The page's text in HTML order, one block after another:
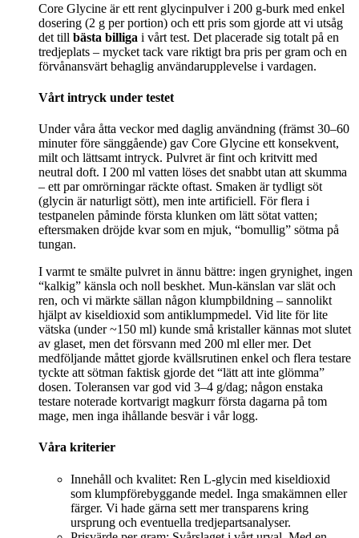
Core Glycine är ett rent glycinpulver i 200 g-burk med enkel
dosering (2 g per portion) och ett pris som gjorde att vi utsåg
det till bästa billiga i vårt test. Det placerade sig totalt på en
tredjeplats – mycket tack vare riktigt bra pris per gram och en
förvånansvärt behaglig användarupplevelse i vardagen.
Vårt intryck under testet
Under våra åtta veckor med daglig användning (främst 30–60
minuter före sänggående) gav Core Glycine ett konsekvent,
milt och lättsamt intryck. Pulvret är fint och kritvitt med
neutral doft. I 200 ml vatten löses det snabbt utan att skumma
– ett par omrörningar räckte oftast. Smaken är tydligt söt
(glycin är naturligt sött), men inte artificiell. För flera i
testpanelen påminde första klunken om lätt sötat vatten;
eftersmaken dröjde kvar som en mjuk, “bomullig” sötma på
tungan.
I varmt te smälte pulvret in ännu bättre: ingen grynighet, ingen
“kalkig” känsla och noll beskhet. Mun-känslan var slät och
ren, och vi märkte sällan någon klumpbildning – sannolikt
hjälpt av kiseldioxid som antiklumpmedel. Vid lite för lite
vätska (under ~150 ml) kunde små kristaller kännas mot slutet
av glaset, men det försvann med 200 ml eller mer. Det
medföljande måttet gjorde kvällsrutinen enkel och flera testare
tyckte att sötman faktisk gjorde det “lätt att inte glömma”
dosen. Toleransen var god vid 3–4 g/dag; någon enstaka
testare noterade kortvarigt magkurr första dagarna på tom
mage, men inga ihållande besvär i vår logg.
Våra kriterier
Innehåll och kvalitet: Ren L-glycin med kiseldioxid
som klumpförebyggande medel. Inga smakämnen eller
färger. Vi hade gärna sett mer transparens kring
ursprung och eventuella tredjepartsanalyser.